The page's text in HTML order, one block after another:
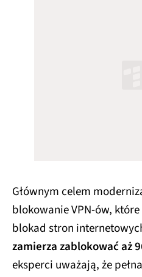
Głównym celem
blokowanie VPN-ów,
blokad stron
zamierza zablokować aż
eksperci uważają, że